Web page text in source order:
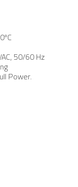
50/60 Hz
Power.